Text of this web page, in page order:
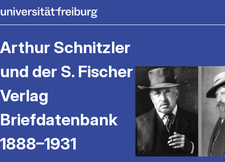
Arthur Schnitzler
und der S. Fischer
Verlag
Briefdatenbank
1888–1931